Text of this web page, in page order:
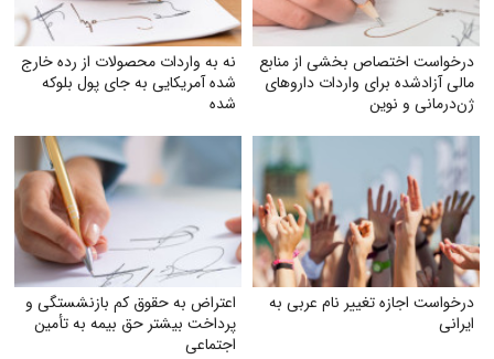
درخواست اختصاص بخشی از منابع
مالی آزادشده برای واردات داروهای
ژن‌درمانی و نوین
نه به واردات محصولات از رده خارج
شده آمریکایی به جای پول بلوکه
شده
درخواست اجازه تغییر نام عربی به
ایرانی
اعتراض به حقوق کم بازنشستگی و
پرداخت بیشتر حق بیمه به تأمین
اجتماعی